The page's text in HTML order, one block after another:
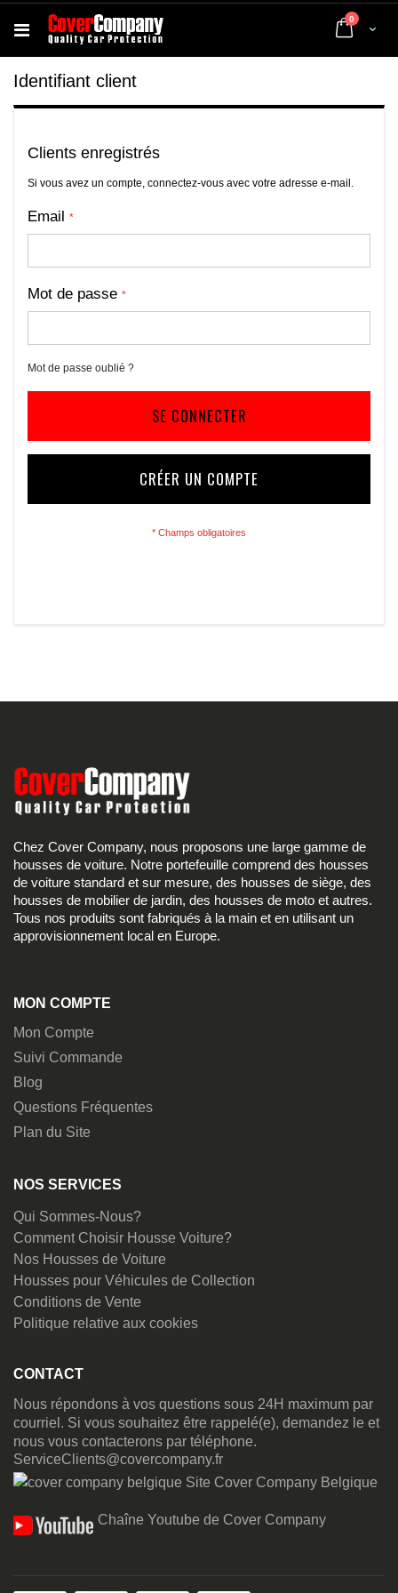
Cart
0 articles
Identifiant client
Clients enregistrés
Si vous avez un compte, connectez-vous avec votre adresse e-mail.
Email
Mot de passe
Mot de passe oublié ?
SE CONNECTER
CRÉER UN COMPTE
Chez Cover Company, nous proposons une large gamme de
housses de voiture. Notre portefeuille comprend des housses
de voiture standard et sur mesure, des housses de siège, des
housses de mobilier de jardin, des housses de moto et autres.
Tous nos produits sont fabriqués à la main et en utilisant un
approvisionnement local en Europe.
MON COMPTE
Mon Compte
Suivi Commande
Blog
Questions Fréquentes
Plan du Site
NOS SERVICES
Qui Sommes-Nous?
Comment Choisir Housse Voiture?
Nos Housses de Voiture
Housses pour Véhicules de Collection
Conditions de Vente
Politique relative aux cookies
CONTACT
Nous répondons à vos questions sous 24H maximum par
courriel. Si vous souhaitez être rappelé(e), demandez le et
nous vous contacterons par téléphone.
ServiceClients@covercompany.fr
Site Cover Company Belgique
Chaîne Youtube de Cover Company